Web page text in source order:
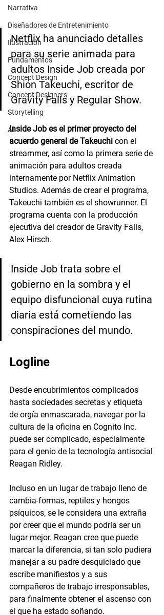
Narrativa
Diseñadores de Entretenimiento
Ilustración
Fundamentos
Concept Design
Concept Designers
Storytelling
AI
Netflix ha anunciado detalles
para su serie animada para
adultos Inside Job creada por
Shion Takeuchi, escritor de
Gravity Falls y Regular Show.
Inside Job es el primer proyecto del
acuerdo general de Takeuchi con el
streammer, así como la primera serie de
animación para adultos creada
internamente por Netflix Animation
Studios. Además de crear el programa,
Takeuchi también es el showrunner. El
programa cuenta con la producción
ejecutiva del creador de Gravity Falls,
Alex Hirsch.
Inside Job trata sobre el
gobierno en la sombra y el
equipo disfuncional cuya rutina
diaria está cometiendo las
conspiraciones del mundo.
Logline
Desde encubrimientos complicados
hasta sociedades secretas y etiqueta
de orgía enmascarada, navegar por la
cultura de la oficina en Cognito Inc.
puede ser complicado, especialmente
para el genio de la tecnología antisocial
Reagan Ridley.
Incluso en un lugar de trabajo lleno de
cambia-formas, reptiles y hongos
psíquicos, se le considera una extraña
por creer que el mundo podría ser un
lugar mejor. Reagan cree que puede
marcar la diferencia, si tan solo pudiera
manejar a su padre desquiciado que
escribe manifiestos y a sus
compañeros de trabajo irresponsables,
para finalmente obtener el ascenso con
el que ha estado soñando.